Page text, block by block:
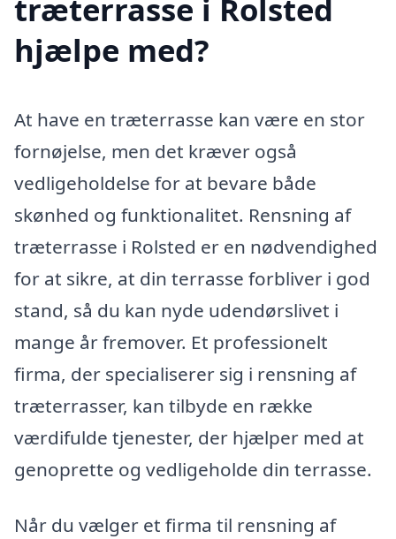
træterrasse i Rolsted
hjælpe med?
At have en træterrasse kan være en stor
fornøjelse, men det kræver også
vedligeholdelse for at bevare både
skønhed og funktionalitet. Rensning af
træterrasse i Rolsted er en nødvendighed
for at sikre, at din terrasse forbliver i god
stand, så du kan nyde udendørslivet i
mange år fremover. Et professionelt
firma, der specialiserer sig i rensning af
træterrasser, kan tilbyde en række
værdifulde tjenester, der hjælper med at
genoprette og vedligeholde din terrasse.
Når du vælger et firma til rensning af